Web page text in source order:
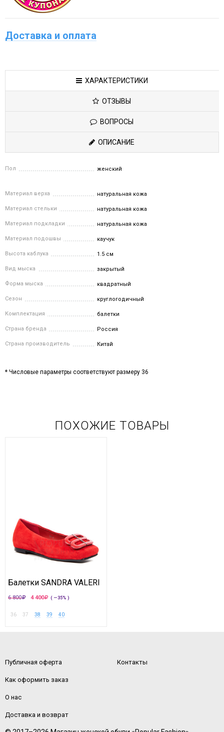
Доставка и оплата
ХАРАКТЕРИСТИКИ
ОТЗЫВЫ
ВОПРОСЫ
ОПИСАНИЕ
Пол женский
Материал верха натуральная кожа
Материал стельки натуральная кожа
Материал подкладки натуральная кожа
Материал подошвы каучук
Высота каблука 1.5 см
Вид мыска закрытый
Форма мыска квадратный
Сезон круглогодичный
Комплектация балетки
Страна бренда Россия
Страна производитель Китай
* Числовые параметры соответствуют размеру 36
ПОХОЖИЕ ТОВАРЫ
Балетки SANDRA VALERI
6 800 4 400 ( —35% )
36 37 38 39 40
Публичная оферта
Как оформить заказ
О нас
Доставка и возврат
Контакты